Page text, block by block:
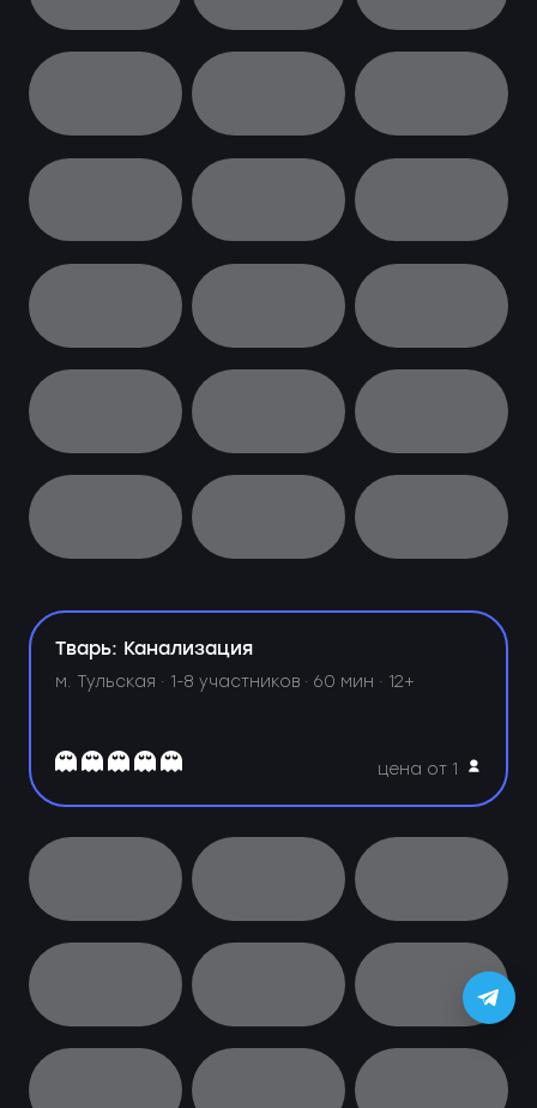
Тварь: Канализация
м. Тульская · 1-8 участников · 60 мин · 12+
цена от 1